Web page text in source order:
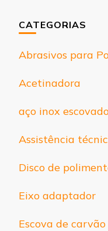
CATEGORIAS
Abrasivos para
Acetinadora
aço inox
Assistência
Disco de
Eixo adaptador
Escova de carvão